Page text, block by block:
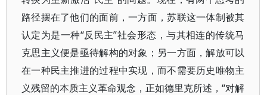
路径摆在了他们的面前，一方面，苏联这一体制被其
认定为是一种“反民主”社会形态，与其相连的传统马
克思主义便是亟待解构的对象；另一方面，解放可以
在一种民主推进的过程中实现，而不需要历史唯物主
义残留的本质主义革命观念，正如德里克所述，“对解